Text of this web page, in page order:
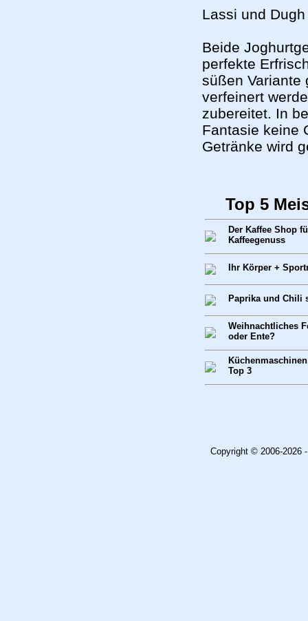
Lassi und Dugh
Beide
perfekte
süßen Variante
verfeinert
zubereitet. In
Fantasie keine
Getränke wird
Top 5
Der Kaffee Shop
Kaffeegenuss
Ihr Körper +
Paprika und Chili
Weihnachtliches
oder Ente?
Top 3
Copyright © 2006-